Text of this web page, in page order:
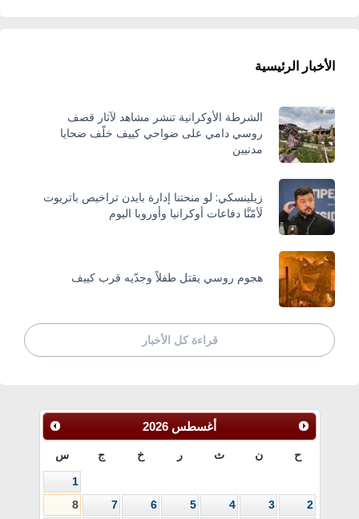
الأخبار الرئيسية
الشرطة الأوكرانية تنشر مشاهد لآثار قصف
روسي دامي على ضواحي كييف خلّف ضحايا
مدنيين
زيلينسكي: لو منحتنا إدارة بايدن تراخيص باتريوت
لَأمّنَّا دفاعات أوكرانيا وأوروبا اليوم
هجوم روسي يقتل طفلاً وجدّيه قرب كييف
قراءة كل الأخبار
أغسطس 2026
ح ن ث ر خ ج س
1
2
3
4
5
6
7
8